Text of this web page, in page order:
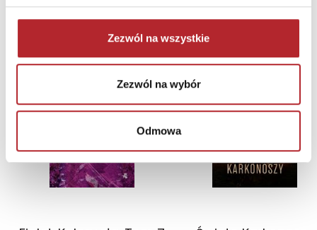
Zezwól na wszystkie
Zezwól na wybór
Odmowa
NAJCZĘŚCIEJ KUPOWANE zobacz więcej
TOP 100
Wyłączność
TOP 100
Wyłączność